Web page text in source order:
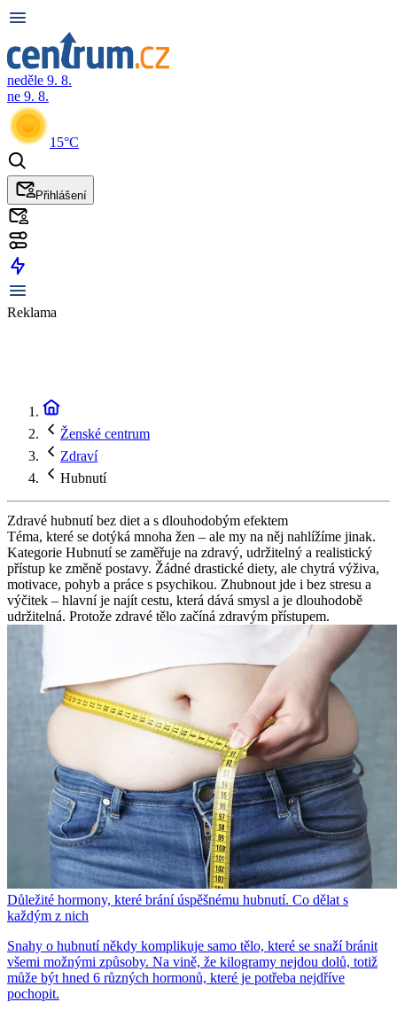
neděle 9. 8.
ne 9. 8.
15°C
Přihlášení
Reklama
Ženské centrum
Zdraví
Hubnutí
Zdravé hubnutí bez diet a s dlouhodobým efektem
Téma, které se dotýká mnoha žen – ale my na něj nahlížíme jinak.
Kategorie Hubnutí se zaměřuje na zdravý, udržitelný a realistický
přístup ke změně postavy. Žádné drastické diety, ale chytrá výživa,
motivace, pohyb a práce s psychikou. Zhubnout jde i bez stresu a
výčitek – hlavní je najít cestu, která dává smysl a je dlouhodobě
udržitelná. Protože zdravé tělo začíná zdravým přístupem.
Důležité hormony, které brání úspěšnému hubnutí. Co dělat s
každým z nich
Snahy o hubnutí někdy komplikuje samo tělo, které se snaží bránit
všemi možnými způsoby. Na vině, že kilogramy nejdou dolů, totiž
může být hned 6 různých hormonů, které je potřeba nejdříve
pochopit.